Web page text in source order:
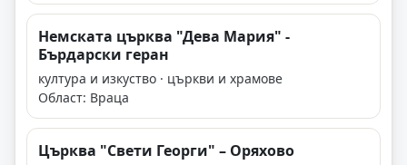
Немската църква "Дева Мария" -
Бърдарски геран
култура и изкуство · църкви и храмове
Област: Враца
Църква "Свети Георги" – Оряхово